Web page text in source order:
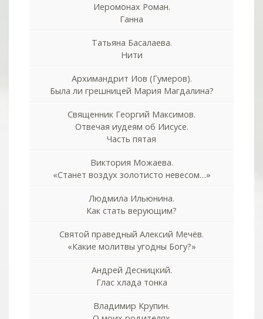
Иеромонах Роман.
Ганна
Татьяна Басалаева.
Нити
Архимандрит Иов (Гумеров).
Была ли грешницей Мария Магдалина?
Священник Георгий Максимов.
Отвечая иудеям об Иисусе.
Часть пятая
Виктория Можаева.
«Станет воздух золотисто невесом…»
Людмила Ильюнина.
Как стать верующим?
Святой праведный Алексий Мечёв.
«Какие молитвы угодны Богу?»
Андрей Десницкий.
Глас хлада тонка
Владимир Крупин.